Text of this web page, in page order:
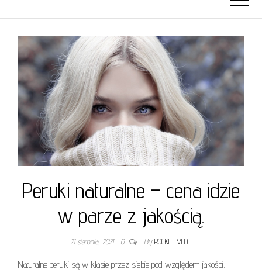
WARSZAWA
Peruki naturalne – cena idzie
w parze z jakością.
21 sierpnia, 2021 0 By ROCKET MED
Naturalne peruki są w klasie przez siebie pod względem jakości,